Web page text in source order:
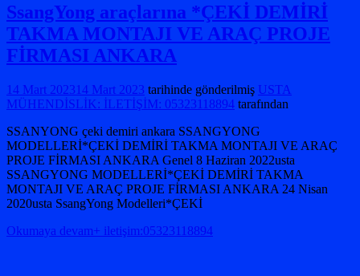
SsangYong araçlarına *ÇEKİ DEMİRİ
TAKMA MONTAJI VE ARAÇ PROJE
FİRMASI ANKARA
14 Mart 202314 Mart 2023 tarihinde gönderilmiş USTA
MÜHENDİSLİK: İLETİŞİM: 05323118894 tarafından
SSANYONG çeki demiri ankara SSANGYONG
MODELLERİ*ÇEKİ DEMİRİ TAKMA MONTAJI VE ARAÇ
PROJE FİRMASI ANKARA Genel 8 Haziran 2022usta
SSANGYONG MODELLERİ*ÇEKİ DEMİRİ TAKMA
MONTAJI VE ARAÇ PROJE FİRMASI ANKARA 24 Nisan
2020usta SsangYong Modelleri*ÇEKİ
Okumaya devam+ iletişim:05323118894